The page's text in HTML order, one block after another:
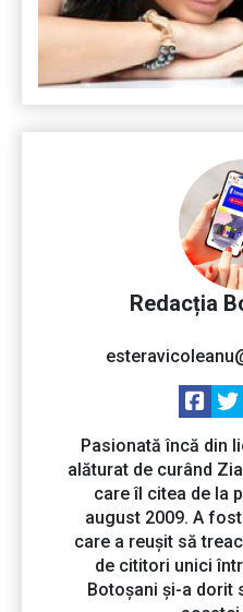
Redacția
Pasionată încă din
alăturat de curând
care îl citea de la
august 2009. A
care a reușit să
de cititori unici
Botoșani și-a dorit